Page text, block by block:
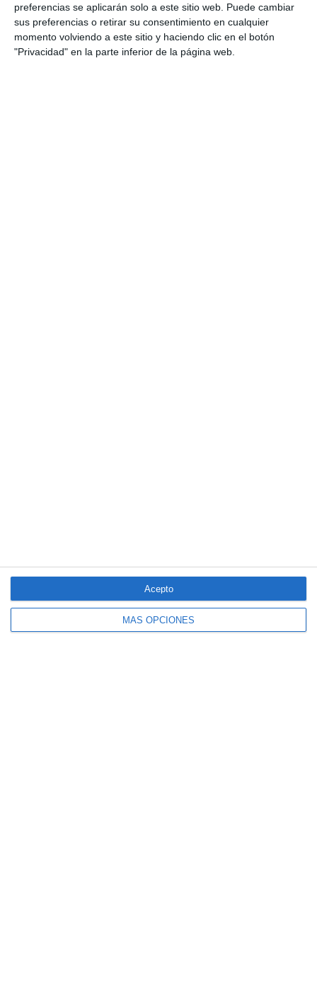
preferencias se aplicarán solo a este sitio web. Puede cambiar
sus preferencias o retirar su consentimiento en cualquier
momento volviendo a este sitio y haciendo clic en el botón
"Privacidad" en la parte inferior de la página web.
MÁS OPCIONES
Acepto
puesto de trabajo y no, por ejemplo, haciendo la compra?",
explicó.
Los expertos también reflexionaron sobre la responsabilidad de
la Administración Públicapor no haber operado